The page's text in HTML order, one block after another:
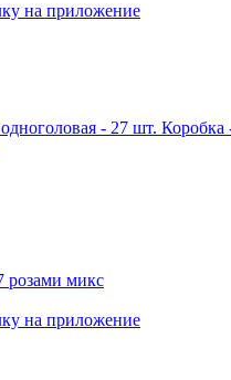
на приложение
- 27 шт. Коробка
розами микс
на приложение